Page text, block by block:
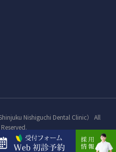
Nishiguchi Dental Clinic） All